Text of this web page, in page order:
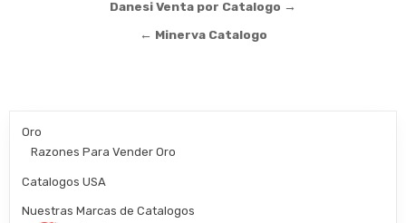
navigation
Danesi Venta por Catalogo →
← Minerva Catalogo
Oro
Razones Para Vender Oro
Catalogos USA
Nuestras Marcas de Catalogos